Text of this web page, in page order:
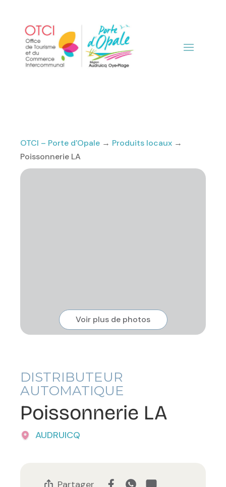
OTCI – Porte d'Opale → Produits locaux →
Poissonnerie LA
Voir plus de photos
DISTRIBUTEUR
AUTOMATIQUE
Poissonnerie LA
AUDRUICQ
Partager